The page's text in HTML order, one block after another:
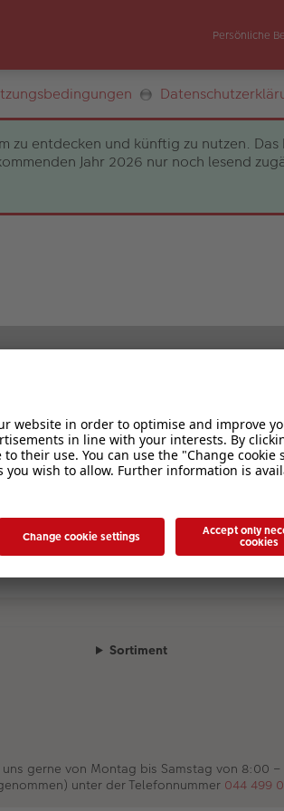
Persönliche
zu entdecken und künftig zu nutzen.
Jahr 2026 nur noch lesend
Sortiment
gerne von Montag bis Samstag von 8:00
unter der Telefonnummer 044 499